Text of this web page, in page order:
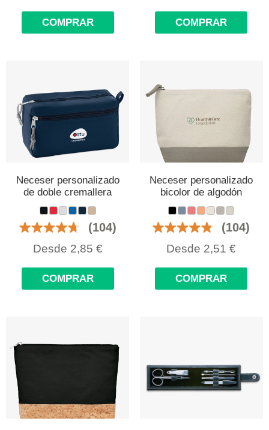
COMPRAR COMPRAR
Neceser personalizado
de doble cremallera
(104)
Desde 2,85 €
COMPRAR
Neceser personalizado
bicolor de algodón
(104)
Desde 2,51 €
COMPRAR